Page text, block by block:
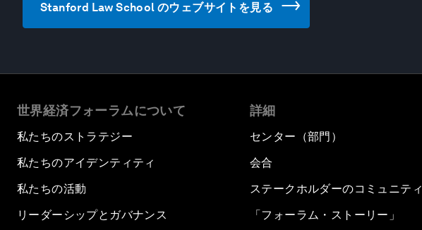
Stanford Law School のウェブサイトを見る
世界経済フォーラムについて
私たちのストラテジー
私たちのアイデンティティ
私たちの活動
リーダーシップとガバナンス
詳細
センター（部門）
会合
ステークホルダーのコミュニティ
「フォーラム・ストーリー」